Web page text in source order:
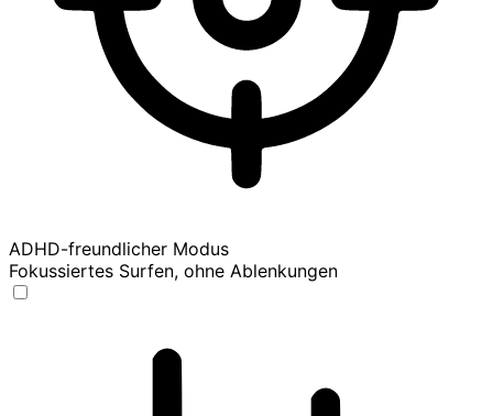
ADHD-freundlicher Modus
Fokussiertes Surfen, ohne Ablenkungen